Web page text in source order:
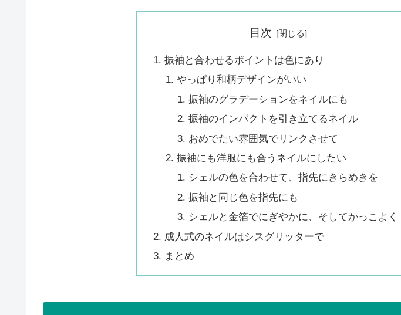
目次
振袖と合わせるポイントは色にあり
やっぱり和柄デザインがいい
振袖のグラデーションをネイルにも
振袖のインパクトを引き立てるネイル
おめでたい雰囲気でリンクさせて
振袖にも洋服にも合うネイルにしたい
シェルの色を合わせて、指先にきらめきを
振袖と同じ色を指先にも
シェルと金箔でにぎやかに、そしてかっこよく
成人式のネイルはシスグリッターで
まとめ